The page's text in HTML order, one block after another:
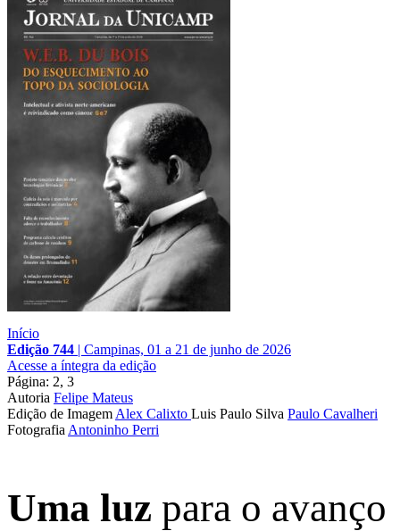
Início
Edição 744 | Campinas, 01 a 21 de junho de 2026
Acesse a íntegra da edição
Página: 2, 3
Autoria Felipe Mateus
Edição de Imagem Alex Calixto Luis Paulo Silva Paulo Cavalheri
Fotografia Antoninho Perri
Uma luz para o avanço